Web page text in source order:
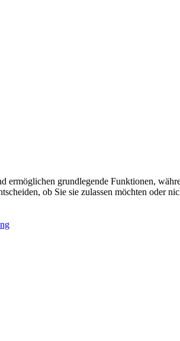
ermöglichen grundlegende Funktionen,
ob Sie sie zulassen möchten oder